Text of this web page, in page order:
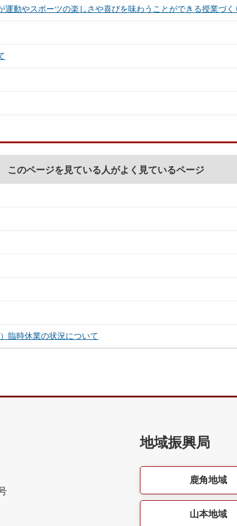
動やスポーツの楽しさや喜びを味わうことができる授業づく
このページを見ている人がよく見ているページ
臨時休業の状況について
地域振興局
鹿角地域
山本地域